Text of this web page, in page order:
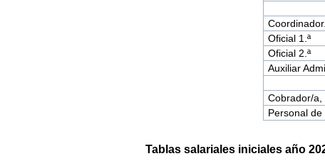
Coordinador.
Oficial 1.ª
Oficial 2.ª
Auxiliar
Cobrador/a,
Personal de
Tablas salariales iniciales año